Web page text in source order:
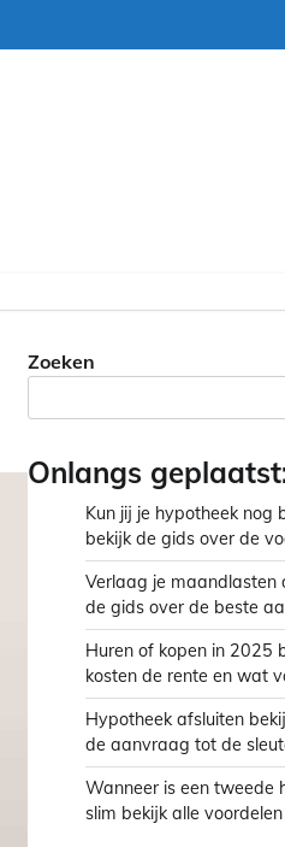
Zoeken
Onlangs
Kun jij je hypotheek nog
bekijk de gids over de
Verlaag je maandlasten
de gids over de beste
Huren of kopen in 2025
kosten de rente en wat
Hypotheek afsluiten
de aanvraag tot de
Wanneer is een tweede
slim bekijk alle